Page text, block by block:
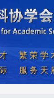
繁荣学
服务天